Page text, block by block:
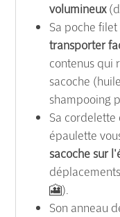
écrue/anthracite
volumineux
Sa poche
transporter
contenus qui
sacoche
shampooing
Sa
épaulette
sacoche sur
🎦).
Son anneau